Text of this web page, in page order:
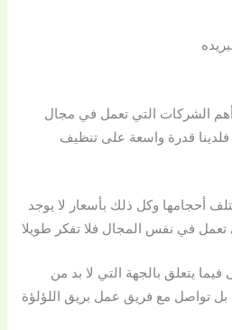
الشركات التي تعمل في مجال
قدرة واسعة على تنظيف
أحجامها وكل ذلك بأسعار لا يوجد
في نفس المجال فلا تفكر طويلا
يتعلق بالجهة التي لا بد من
بل تواصل مع فريق عمل بريق اللؤلؤة